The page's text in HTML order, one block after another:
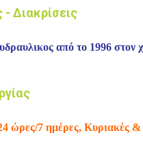
- Διακρίσεις
από το 1996 στον
ώρες/7 ημέρες, Κυριακές &